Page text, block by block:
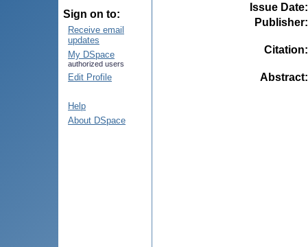
Sign on to:
Receive email
updates
My DSpace
authorized users
Edit Profile
Help
About DSpace
Issue Date:
Publisher:
Citation:
Abstract: